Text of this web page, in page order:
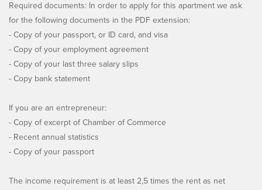
Required documents: In order to apply for this apartment we ask
for the following documents in the PDF extension:
- Copy of your passport, or ID card, and visa
- Copy of your employment agreement
- Copy of your last three salary slips
- Copy bank statement
If you are an entrepreneur:
- Copy of excerpt of Chamber of Commerce
- Recent annual statistics
- Copy of your passport
The income requirement is at least 2,5 times the rent as net